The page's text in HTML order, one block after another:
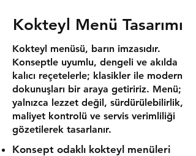
Kokteyl Menü Tasarımı
Kokteyl menüsü, barın imzasıdır.
Konseptle uyumlu, dengeli ve akılda
kalıcı reçetelerle; klasikler ile modern
dokunuşları bir araya getiririz. Menü;
yalnızca lezzet değil, sürdürülebilirlik,
maliyet kontrolü ve servis verimliliği
gözetilerek tasarlanır.
Konsept odaklı kokteyl menüleri